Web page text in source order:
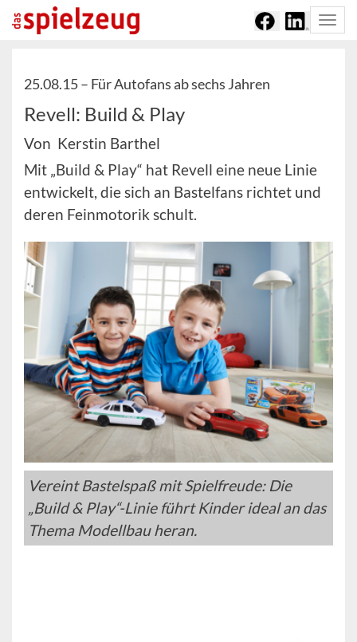
25.08.15 – Für Autofans ab sechs Jahren
Revell: Build & Play
Von Kerstin Barthel
Mit „Build & Play“ hat Revell eine neue Linie
entwickelt, die sich an Bastelfans richtet und
deren Feinmotorik schult.
Vereint Bastelspaß mit Spielfreude: Die
„Build & Play“-Linie führt Kinder ideal an das
Thema Modellbau heran.